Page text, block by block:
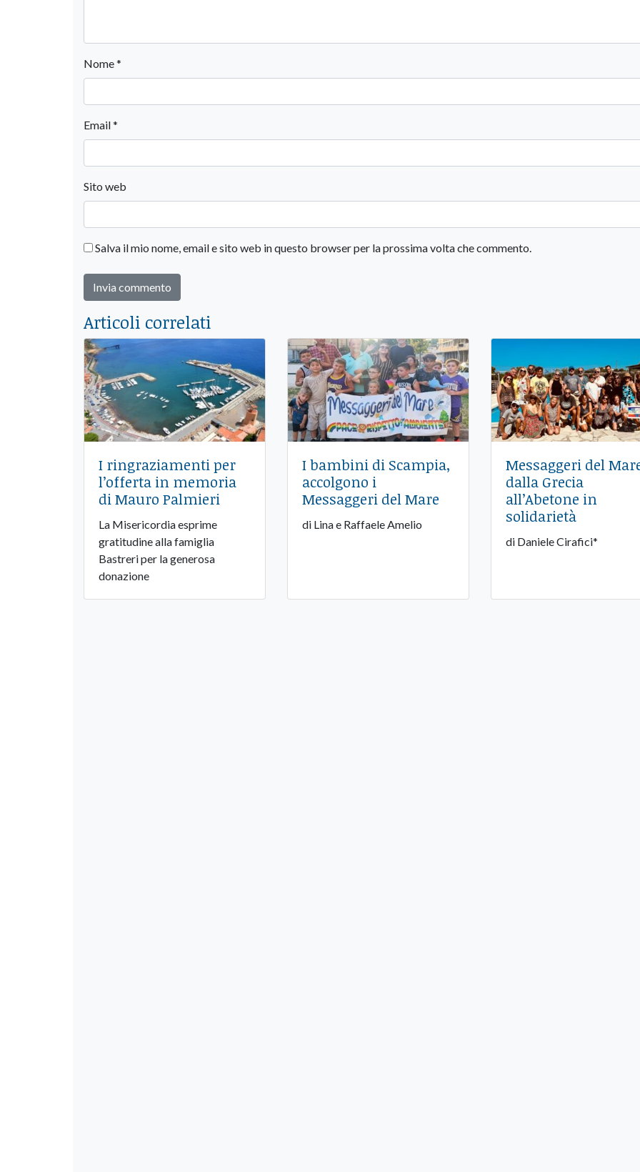
Nome*
Email*
Sito web
Salva il mio nome, email e sito web in questo browser per la prossima volta che commento.
Articoli correlati
I ringraziamenti per
l’offerta in memoria
di Mauro Palmieri
La Misericordia esprime
gratitudine alla famiglia
Bastreri per la generosa
donazione
I bambini di Scampia,
accolgono i
Messaggeri del Mare
di Lina e Raffaele Amelio
Messaggeri del
dalla Grecia
all’Abetone in
solidarietà
di Daniele Cirafici*